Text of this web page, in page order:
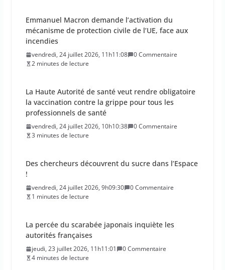
La Haute Autorité de santé veut rendre obligatoire
la vaccination contre la grippe pour tous les
professionnels de santé
vendredi, 24 juillet 2026, 10h10:38
Des chercheurs découvrent du sucre dans l’Espace
!
vendredi, 24 juillet 2026, 9h09:30
0 Commentaire
1 minutes de lecture
La percée du scarabée japonais inquiète les
autorités françaises
jeudi, 23 juillet 2026, 11h11:01
0 Commentaire
4 minutes de lecture
En 2026, les incendies ont brûlé au moins 44 000
hectares en France
jeudi, 23 juillet 2026, 10h10:30
0 Commentaire
1 minutes de lecture